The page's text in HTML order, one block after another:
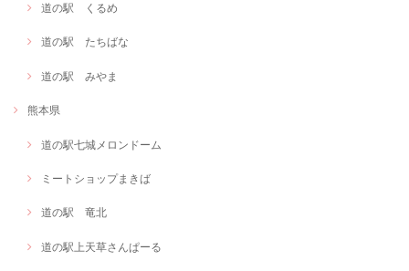
道の駅 くるめ
道の駅 たちばな
道の駅 みやま
熊本県
道の駅七城メロンドーム
ミートショップまきば
道の駅 竜北
道の駅上天草さんぱーる